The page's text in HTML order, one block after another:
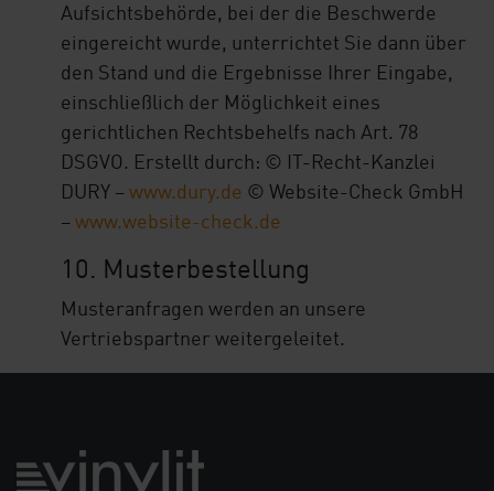
Aufsichtsbehörde, bei der die Beschwerde
eingereicht wurde, unterrichtet Sie dann über
den Stand und die Ergebnisse Ihrer Eingabe,
einschließlich der Möglichkeit eines
gerichtlichen Rechtsbehelfs nach Art. 78
DSGVO. Erstellt durch: © IT-Recht-Kanzlei
DURY – www.dury.de © Website-Check GmbH
– www.website-check.de
10. Musterbestellung
Musteranfragen werden an unsere
Vertriebspartner weitergeleitet.